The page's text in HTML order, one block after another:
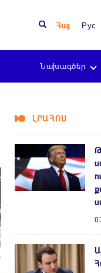
Հայ Рус
Նախագծեր
ԼՐԱՀՈՍ